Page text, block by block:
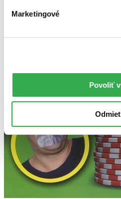
Marketingové
Povoliť